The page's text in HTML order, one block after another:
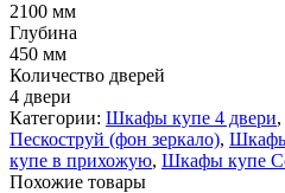
2100 мм
Глубина
450 мм
Количество дверей
4 двери
Категории: Шкафы купе 4 двери,
Пескоструй (фон зеркало), Шкафы
купе в прихожую, Шкафы купе
Похожие товары